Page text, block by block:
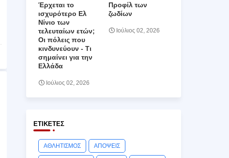
Έρχεται το
ισχυρότερο Ελ
Νίνιο των
τελευταίων ετών;
Οι πόλεις που
κινδυνεύουν ‑ Τι
σημαίνει για την
Ελλάδα
Ιούλιος 02, 2026
Προφίλ των
ζωδίων
Ιούλιος 02, 2026
ΕΤΙΚΈΤΕΣ
ΑΘΛΗΤΙΣΜΟΣ ΑΠΟΨΕΙΣ